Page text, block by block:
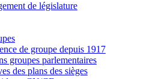
de législature
de groupe depuis 1917
groupes parlementaires
des plans des sièges